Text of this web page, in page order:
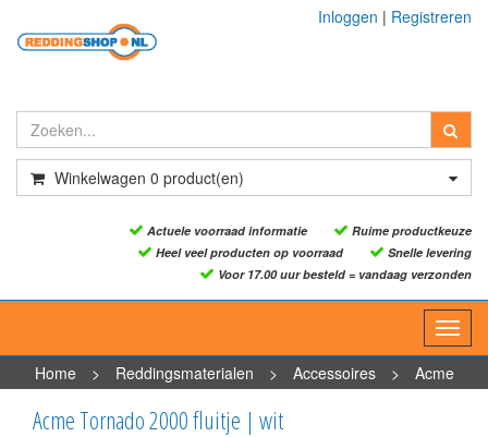
Inloggen | Registreren
Winkelwagen 0 product(en)
Actuele voorraad informatie
Ruime productkeuze
Heel veel producten op voorraad
Snelle levering
Voor 17.00 uur besteld = vandaag verzonden
Home
> Reddingsmaterialen > Accessoires >
Acme
Tornado 2000 fluitje | wit
Acme Tornado 2000 fluitje | wit